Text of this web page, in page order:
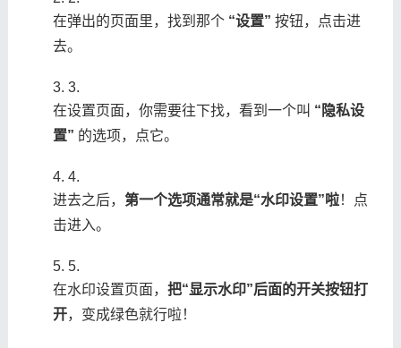
在弹出的页面里，找到那个 ​ ​“设置”​ ​ 按钮，点击进
去。
3.
在设置页面，你需要往下找，看到一个叫 ​ ​“隐私设
置”​ ​ 的选项，点它。
4.
进去之后，​ ​第一个选项通常就是“水印设置”啦​​！点
击进入。
5.
在水印设置页面，​ ​把“显示水印”后面的开关按钮打
开​​，变成绿色就行啦！